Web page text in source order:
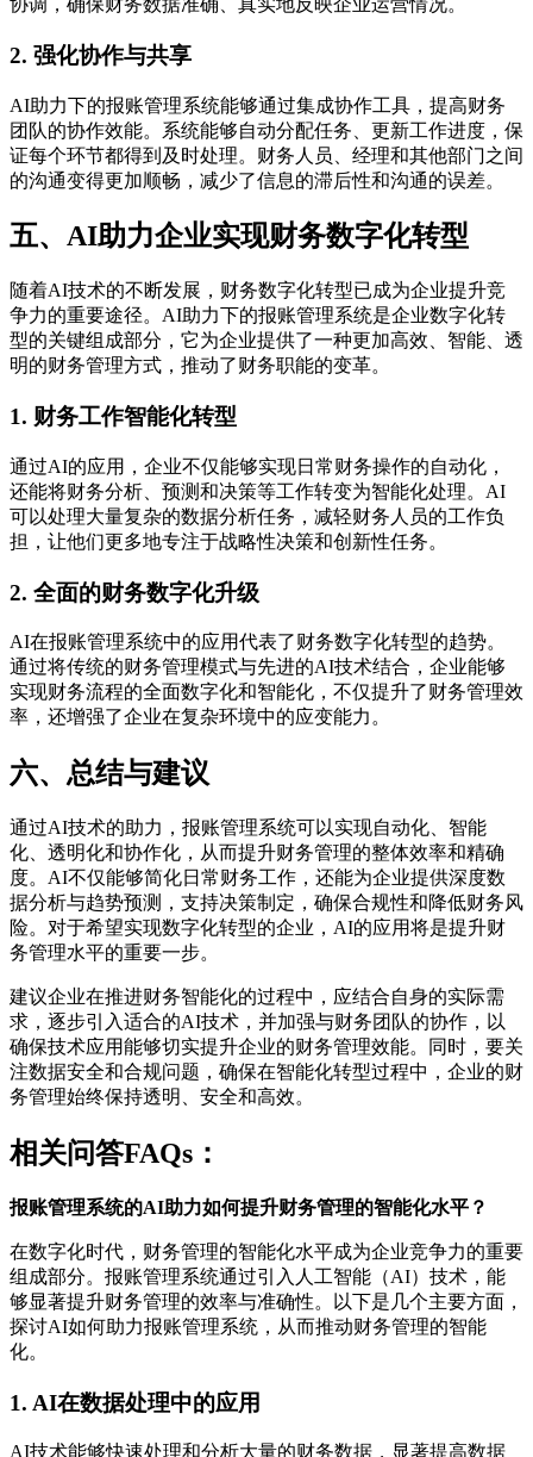
协调，确保财务数据准确、真实地反映企业运营情况。
2. 强化协作与共享
AI助力下的报账管理系统能够通过集成协作工具，提高财务
团队的协作效能。系统能够自动分配任务、更新工作进度，保
证每个环节都得到及时处理。财务人员、经理和其他部门之间
的沟通变得更加顺畅，减少了信息的滞后性和沟通的误差。
五、AI助力企业实现财务数字化转型
随着AI技术的不断发展，财务数字化转型已成为企业提升竞
争力的重要途径。AI助力下的报账管理系统是企业数字化转
型的关键组成部分，它为企业提供了一种更加高效、智能、透
明的财务管理方式，推动了财务职能的变革。
1. 财务工作智能化转型
通过AI的应用，企业不仅能够实现日常财务操作的自动化，
还能将财务分析、预测和决策等工作转变为智能化处理。AI
可以处理大量复杂的数据分析任务，减轻财务人员的工作负
担，让他们更多地专注于战略性决策和创新性任务。
2. 全面的财务数字化升级
AI在报账管理系统中的应用代表了财务数字化转型的趋势。
通过将传统的财务管理模式与先进的AI技术结合，企业能够
实现财务流程的全面数字化和智能化，不仅提升了财务管理效
率，还增强了企业在复杂环境中的应变能力。
六、总结与建议
通过AI技术的助力，报账管理系统可以实现自动化、智能
化、透明化和协作化，从而提升财务管理的整体效率和精确
度。AI不仅能够简化日常财务工作，还能为企业提供深度数
据分析与趋势预测，支持决策制定，确保合规性和降低财务风
险。对于希望实现数字化转型的企业，AI的应用将是提升财
务管理水平的重要一步。
建议企业在推进财务智能化的过程中，应结合自身的实际需
求，逐步引入适合的AI技术，并加强与财务团队的协作，以
确保技术应用能够切实提升企业的财务管理效能。同时，要关
注数据安全和合规问题，确保在智能化转型过程中，企业的财
务管理始终保持透明、安全和高效。
相关问答FAQs：
报账管理系统的AI助力如何提升财务管理的智能化水平？
在数字化时代，财务管理的智能化水平成为企业竞争力的重要
组成部分。报账管理系统通过引入人工智能（AI）技术，能
够显著提升财务管理的效率与准确性。以下是几个主要方面，
探讨AI如何助力报账管理系统，从而推动财务管理的智能
化。
1. AI在数据处理中的应用
AI技术能够快速处理和分析大量的财务数据，显著提高数据